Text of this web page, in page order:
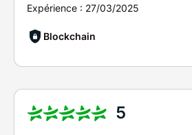
Expérience : 27/03/2025
Blockchain
5